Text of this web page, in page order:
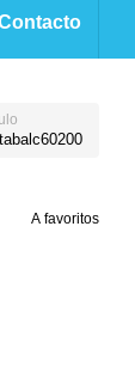
A favoritos